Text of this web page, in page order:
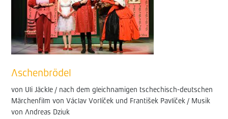
Aschenbrödel
von Uli Jäckle / nach dem gleichnamigen tschechisch-deutschen
Märchenfilm von Václav Vorlíček und František Pavlíček / Musik
von Andreas Dziuk